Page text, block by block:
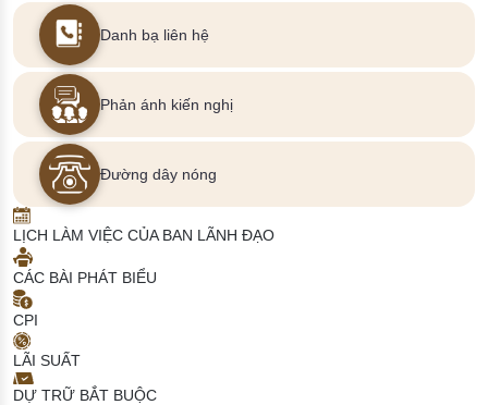
Danh bạ liên hệ
Phản ánh kiến nghị
Đường dây nóng
LỊCH LÀM VIỆC CỦA BAN LÃNH ĐẠO
CÁC BÀI PHÁT BIỂU
CPI
LÃI SUẤT
DỰ TRỮ BẮT BUỘC